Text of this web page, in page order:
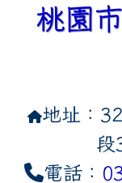
桃園
地址：
段
電話：